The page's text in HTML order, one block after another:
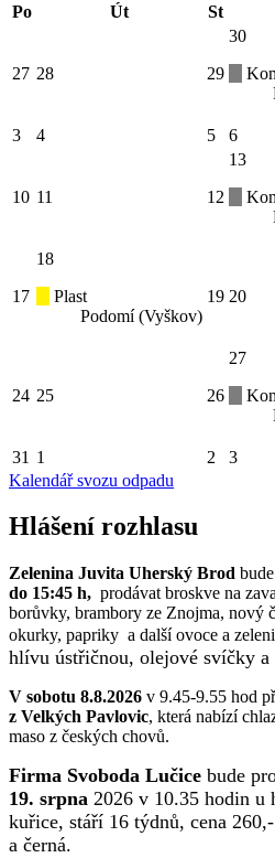
Po
Út St
27 28 29
30
3 4 5 6
10 11 12
13
17
18
Plast
Podomí (Vyškov)
19 20
24 25 26
27
31 1 2 3
Kalendář svozu odpadu
Hlášení rozhlasu
Zelenina Juvita Uherský Brod bude
do 15:45 h, prodávat broskve na
borůvky, brambory ze Znojma, nový
okurky, papriky a další ovoce a
hlívu ústřičnou, olejové svíčky a
V sobotu 8.8.2026 v 9.45-9.55 hod
z Velkých Pavlovic, která nabízí
maso z českých chovů.
Firma Svoboda Lučice bude
19. srpna 2026 v 10.35 hodin u
kuřice, stáří 16 týdnů, cena
a černá.